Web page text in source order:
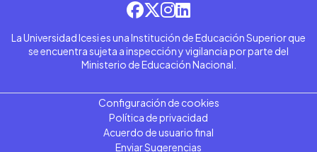
La Universidad Icesi es una Institución de Educación Superior que
se encuentra sujeta a inspección y vigilancia por parte del
Ministerio de Educación Nacional.
Configuración de cookies
Política de privacidad
Acuerdo de usuario final
Enviar Sugerencias